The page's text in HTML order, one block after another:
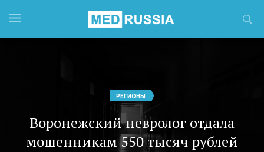
РЕГИОНЫ
Воронежский невролог отдала
мошенникам 550 тысяч рублей